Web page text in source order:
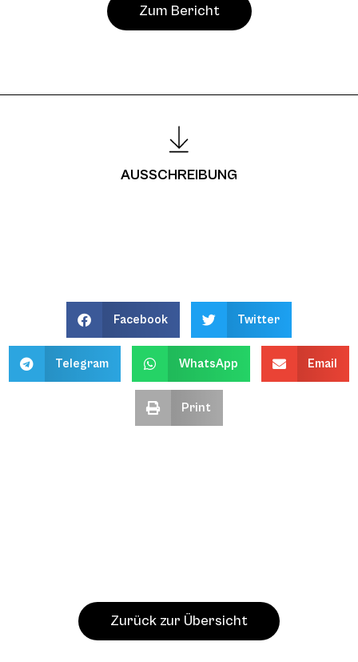
Zum Bericht
AUSSCHREIBUNG
Facebook Twitter
Telegram WhatsApp Email
Print
Zurück zur Übersicht